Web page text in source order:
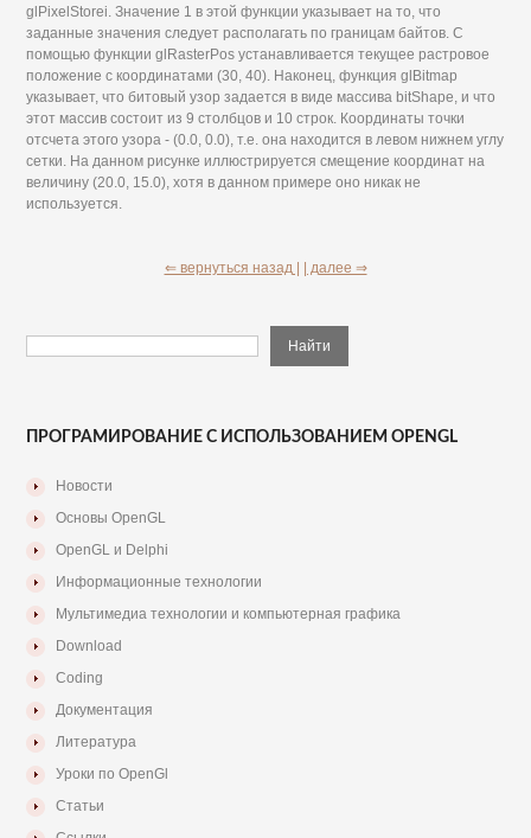
glPixelStorei. Значение 1 в этой функции указывает на то, что
заданные значения следует располагать по границам байтов. С
помощью функции glRasterPos устанавливается текущее растровое
положение с координатами (30, 40). Наконец, функция glBitmap
указывает, что битовый узор задается в виде массива bitShape, и что
этот массив состоит из 9 столбцов и 10 строк. Координаты точки
отсчета этого узора - (0.0, 0.0), т.е. она находится в левом нижнем углу
сетки. На данном рисунке иллюстрируется смещение координат на
величину (20.0, 15.0), хотя в данном примере оно никак не
используется.
⇐ вернуться назад | | далее ⇒
ПРОГРАМИРОВАНИЕ С ИСПОЛЬЗОВАНИЕМ OPENGL
Новости
Основы OpenGL
OpenGL и Delphi
Информационные технологии
Мультимедиа технологии и компьютерная графика
Download
Coding
Документация
Литература
Уроки по OpenGl
Статьи